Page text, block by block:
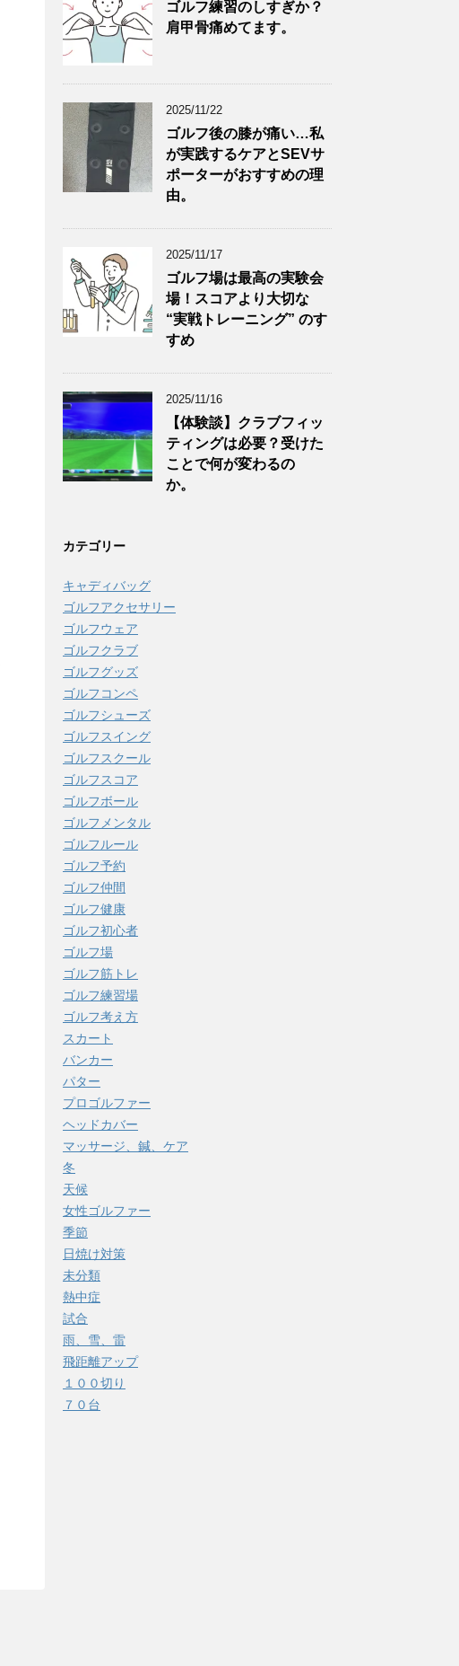
ゴルフ練習のしすぎか？
肩甲骨痛めてます。
2025/11/22
ゴルフ後の膝が痛い…私
が実践するケアとSEVサ
ポーターがおすすめの理
由。
2025/11/17
ゴルフ場は最高の実験会
場！スコアより大切な
“実戦トレーニング” のす
すめ
2025/11/16
【体験談】クラブフィッ
ティングは必要？受けた
ことで何が変わるの
か。
カテゴリー
キャディバッグ
ゴルフアクセサリー
ゴルフウェア
ゴルフクラブ
ゴルフグッズ
ゴルフコンペ
ゴルフシューズ
ゴルフスイング
ゴルフスクール
ゴルフスコア
ゴルフボール
ゴルフメンタル
ゴルフルール
ゴルフ予約
ゴルフ仲間
ゴルフ健康
ゴルフ初心者
ゴルフ場
ゴルフ筋トレ
ゴルフ練習場
ゴルフ考え方
スカート
バンカー
パター
プロゴルファー
ヘッドカバー
マッサージ、鍼、ケア
冬
天候
女性ゴルファー
季節
日焼け対策
未分類
熱中症
試合
雨、雪、雷
飛距離アップ
１００切り
７０台